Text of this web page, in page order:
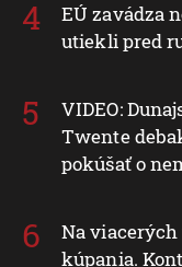
EÚ zavádza
utiekli pred
VIDEO:
Twente
pokúšať o
Na
kúpania.